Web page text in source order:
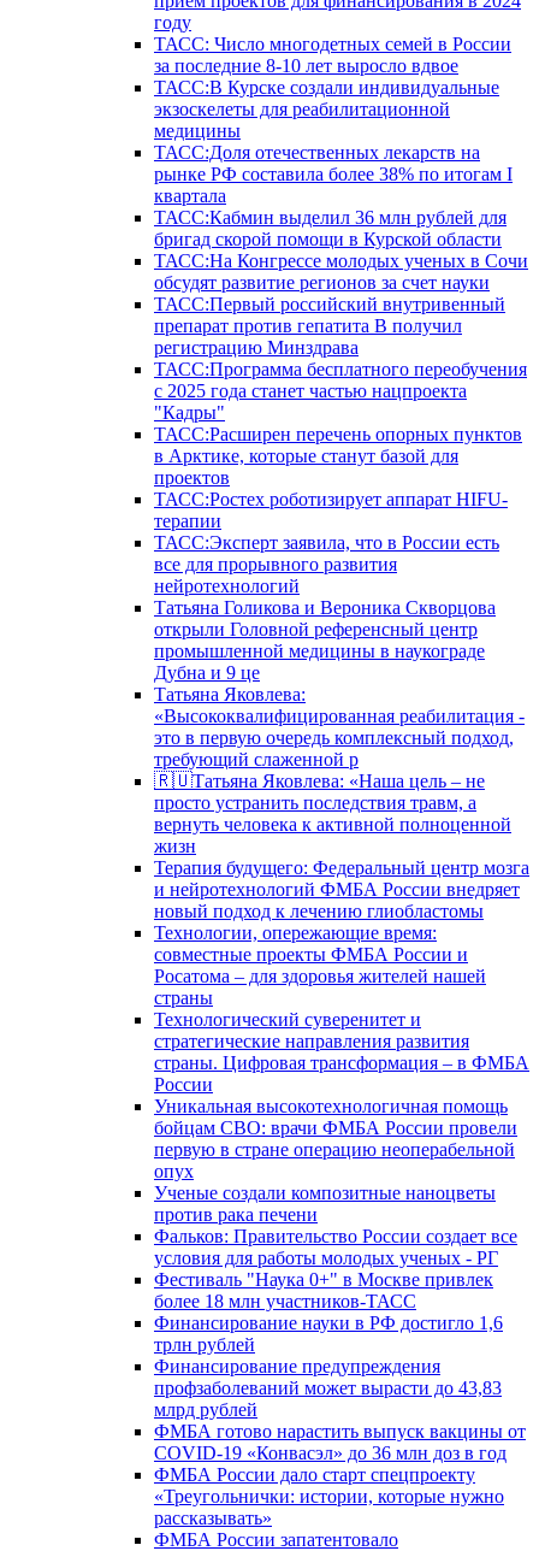
году
ТАСС: Число многодетных семей в России
за последние 8-10 лет выросло вдвое
ТАСС:В Курске создали индивидуальные
экзоскелеты для реабилитационной
медицины
ТАСС:Доля отечественных лекарств на
рынке РФ составила более 38% по итогам I
квартала
ТАСС:Кабмин выделил 36 млн рублей для
бригад скорой помощи в Курской области
ТАСС:На Конгрессе молодых ученых в Сочи
обсудят развитие регионов за счет науки
ТАСС:Первый российский внутривенный
препарат против гепатита В получил
регистрацию Минздрава
ТАСС:Программа бесплатного переобучения
с 2025 года станет частью нацпроекта
"Кадры"
ТАСС:Расширен перечень опорных пунктов
в Арктике, которые станут базой для
проектов
ТАСС:Ростех роботизирует аппарат HIFU-
терапии
ТАСС:Эксперт заявила, что в России есть
все для прорывного развития
нейротехнологий
Татьяна Голикова и Вероника Скворцова
открыли Головной референсный центр
промышленной медицины в наукограде
Дубна и 9 це
Татьяна Яковлева:
«Высококвалифицированная реабилитация -
это в первую очередь комплексный подход,
требующий слаженной р
🇷🇺Татьяна Яковлева: «Наша цель – не
просто устранить последствия травм, а
вернуть человека к активной полноценной
жизн
Терапия будущего: Федеральный центр мозга
и нейротехнологий ФМБА России внедряет
новый подход к лечению глиобластомы
Технологии, опережающие время:
совместные проекты ФМБА России и
Росатома – для здоровья жителей нашей
страны
Технологический суверенитет и
стратегические направления развития
страны. Цифровая трансформация – в ФМБА
России
Уникальная высокотехнологичная помощь
бойцам СВО: врачи ФМБА России провели
первую в стране операцию неоперабельной
опух
Ученые создали композитные наноцветы
против рака печени
Фальков: Правительство России создает все
условия для работы молодых ученых - РГ
Фестиваль "Наука 0+" в Москве привлек
более 18 млн участников-ТАСС
Финансирование науки в РФ достигло 1,6
трлн рублей
Финансирование предупреждения
профзаболеваний может вырасти до 43,83
млрд рублей
ФМБА готово нарастить выпуск вакцины от
COVID-19 «Конвасэл» до 36 млн доз в год
ФМБА России дало старт спецпроекту
«Треугольнички: истории, которые нужно
рассказывать»
ФМБА России запатентовало